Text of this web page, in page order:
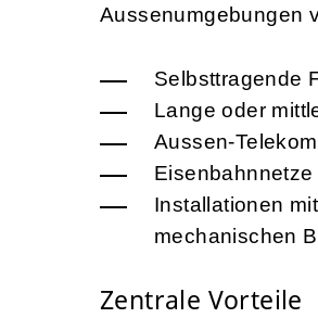
Aussenumgebungen
Selbsttragende
Lange oder
Aussen-
Installationen
mechanischen
Zentrale Vorteile